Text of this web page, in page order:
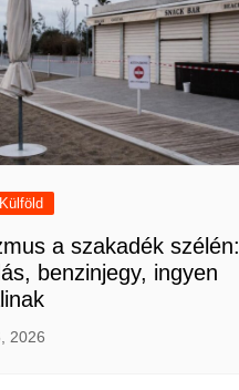
Külföld
a szakadék szélén:
benzinjegy, ingyen
2026